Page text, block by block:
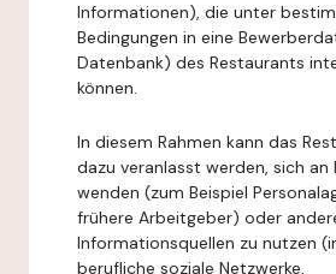
Informationen), die unter
Bedingungen in eine
Datenbank) des Restaurants
können.
In diesem Rahmen kann das
dazu veranlasst werden, sich an
wenden (zum Beispiel
frühere Arbeitgeber) oder
Informationsquellen zu nutzen
berufliche soziale Netzwerke,